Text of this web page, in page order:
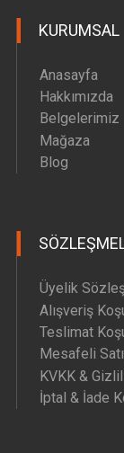
KURUMSAL
Anasayfa
Hakkımızda
Belgelerimiz
Mağaza
Blog
Üyelik
Alışveriş
Teslimat
Mesafeli
KVKK &
İptal & İade